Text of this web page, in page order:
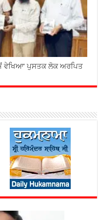
ਵੇਖਿਆ’ ਪੁਸਤਕ ਲੋਕ ਅਰਪਿਤ